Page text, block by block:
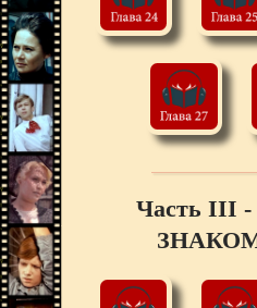
Часть III